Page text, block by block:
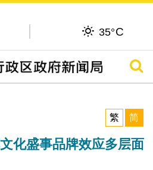
35°C
搜寻
繁
简
化盛事品牌效应多层面